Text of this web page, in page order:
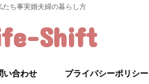
たち事実婚夫婦の暮らし方
Shift
い合わせ プライバシーポリシー